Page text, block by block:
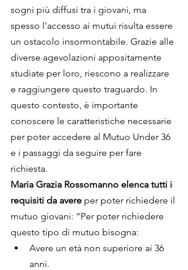
sogni più diffusi tra i giovani, ma
spesso l'accesso ai mutui risulta essere
un ostacolo insormontabile. Grazie alle
diverse agevolazioni appositamente
studiate per loro, riescono a realizzare
e raggiungere questo traguardo. In
questo contesto, è importante
conoscere le caratteristiche necessarie
per poter accedere al Mutuo Under 36
e i passaggi da seguire per fare
richiesta.
Maria Grazia Rossomanno elenca tutti i
requisiti da avere per poter richiedere il
mutuo giovani: “Per poter richiedere
questo tipo di mutuo bisogna:
Avere un età non superiore ai 36
anni.